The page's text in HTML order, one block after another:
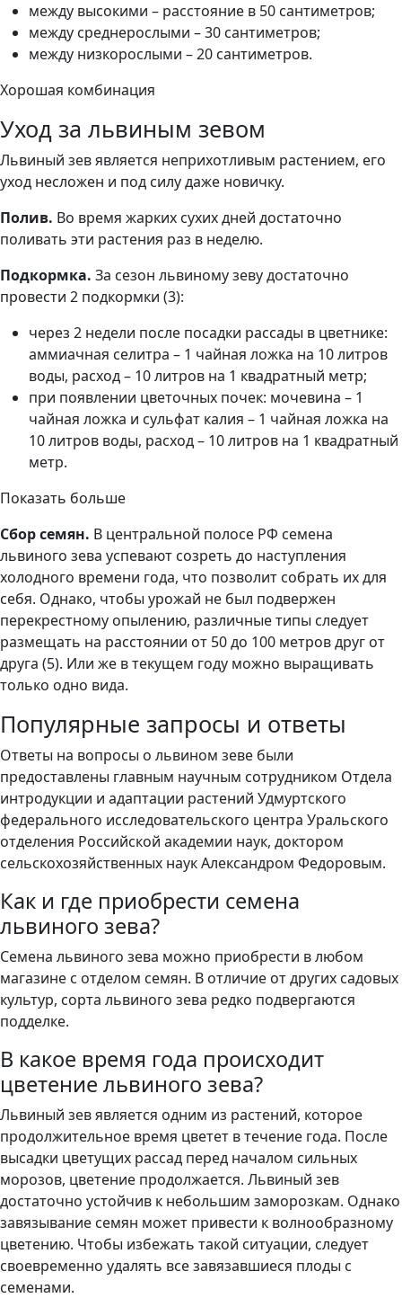
между высокими – расстояние в 50 сантиметров;
между среднерослыми – 30 сантиметров;
между низкорослыми – 20 сантиметров.
Хорошая комбинация
Уход за львиным зевом
Львиный зев является неприхотливым растением, его
уход несложен и под силу даже новичку.
Полив. Во время жарких сухих дней достаточно
поливать эти растения раз в неделю.
Подкормка. За сезон львиному зеву достаточно
провести 2 подкормки (3):
через 2 недели после посадки рассады в цветнике:
аммиачная селитра – 1 чайная ложка на 10 литров
воды, расход – 10 литров на 1 квадратный метр;
при появлении цветочных почек: мочевина – 1
чайная ложка и сульфат калия – 1 чайная ложка на
10 литров воды, расход – 10 литров на 1 квадратный
метр.
Показать больше
Сбор семян. В центральной полосе РФ семена
львиного зева успевают созреть до наступления
холодного времени года, что позволит собрать их для
себя. Однако, чтобы урожай не был подвержен
перекрестному опылению, различные типы следует
размещать на расстоянии от 50 до 100 метров друг от
друга (5). Или же в текущем году можно выращивать
только одно вида.
Популярные запросы и ответы
Ответы на вопросы о львином зеве были
предоставлены главным научным сотрудником Отдела
интродукции и адаптации растений Удмуртского
федерального исследовательского центра Уральского
отделения Российской академии наук, доктором
сельскохозяйственных наук Александром Федоровым.
Как и где приобрести семена
львиного зева?
Семена львиного зева можно приобрести в любом
магазине с отделом семян. В отличие от других садовых
культур, сорта львиного зева редко подвергаются
подделке.
В какое время года происходит
цветение львиного зева?
Львиный зев является одним из растений, которое
продолжительное время цветет в течение года. После
высадки цветущих рассад перед началом сильных
морозов, цветение продолжается. Львиный зев
достаточно устойчив к небольшим заморозкам. Однако
завязывание семян может привести к волнообразному
цветению. Чтобы избежать такой ситуации, следует
своевременно удалять все завязавшиеся плоды с
семенами.